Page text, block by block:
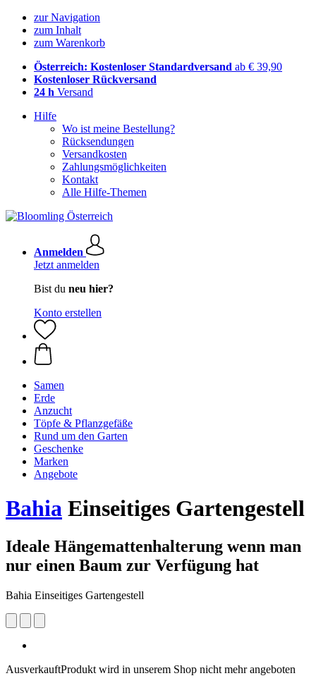
zur Navigation
zum Inhalt
zum Warenkorb
Österreich: Kostenloser Standardversand ab € 39,90
Kostenloser Rückversand
24 h Versand
Hilfe
Wo ist meine Bestellung?
Rücksendungen
Versandkosten
Zahlungsmöglichkeiten
Kontakt
Alle Hilfe-Themen
Anmelden
Jetzt anmelden
Bist du neu hier?
Konto erstellen
Samen
Erde
Anzucht
Töpfe & Pflanzgefäße
Rund um den Garten
Geschenke
Marken
Angebote
Bahia Einseitiges Gartengestell
Ideale Hängemattenhalterung wenn man
nur einen Baum zur Verfügung hat
Bahia Einseitiges Gartengestell
AusverkauftProdukt wird in unserem Shop nicht mehr angeboten